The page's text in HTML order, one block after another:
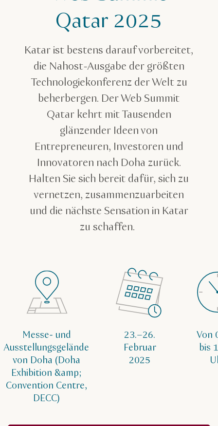
Qatar 2025
Katar ist bestens darauf vorbereitet,
die Nahost-Ausgabe der größten
Technologiekonferenz der Welt zu
beherbergen. Der Web Summit
Qatar kehrt mit Tausenden
glänzender Ideen von
Entrepreneuren, Investoren und
Innovatoren nach Doha zurück.
Halten Sie sich bereit dafür, sich zu
vernetzen, zusammenzuarbeiten
und die nächste Sensation in Katar
zu schaffen.
Messe- und
Ausstellungsgelände
von Doha (Doha
Exhibition &amp;
Convention Centre,
DECC)
23.–26.
Februar
2025
Von
bis